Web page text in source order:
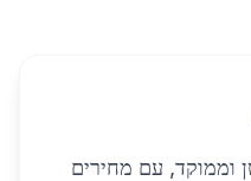
וממוקד, עם מחירים